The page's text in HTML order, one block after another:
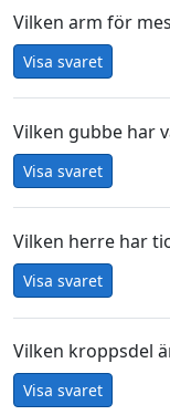
Vilken arm för
Visa svaret
Vilken gubbe har
Visa svaret
Vilken herre har
Visa svaret
Vilken kroppsdel
Visa svaret